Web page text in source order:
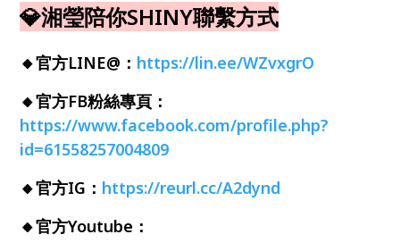
💎湘瑩陪你SHINY聯繫方式
🔸官方LINE@： https://lin.ee/WZvxgrO
🔸官方FB粉絲專頁：
https://www.facebook.com/profile.php?
id=61558257004809
🔸官方IG： https://reurl.cc/A2dynd
🔸官方Youtube：